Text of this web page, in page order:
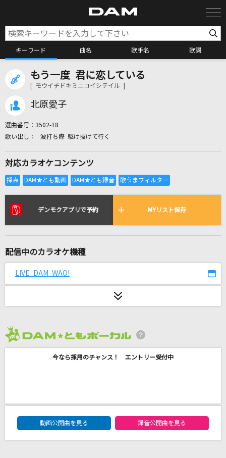
キーワード 曲名 歌手名 歌詞
カラオケ検索
全国りれき
リアルタイムで歌われている曲の一覧
[生音]プライド革命
アイドルパワー
アイデンティティ
もう一度 君に恋している
[ モウイチドキミニコイシテイル ]
北原愛子
選曲番号： 3502-18
波打ち際 駆け抜けて行く
対応カラオケコンテンツ
デンモクアプリで予約 MYリスト保存
配信中のカラオケ機種
LIVE DAM WAO!
今なら採用のチャンス！ エントリー受付中
DAM★ともボーカルエントリーランキング
動画公開曲を見る
録音公開曲を見る